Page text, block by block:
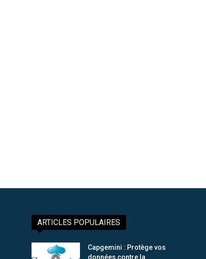
ARTICLES POPULAIRES
Capgemini : Protège vos
données contre la